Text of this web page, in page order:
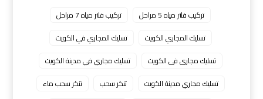
تركيب فلتر مياه 5 مراحل
تركيب فلتر مياه 7 مراحل
تسليك المجاري الكويت
تسليك المجاري في الكويت
تسليك مجارى فى الكويت
تسليك مجاري في مدينة الكويت
تسليك مجاري مدينة الكويت
تنكر سحب
تنكر سحب ماء